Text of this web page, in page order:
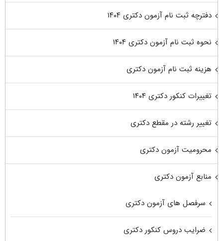
دفترچه ثبت نام آزمون دکتری ۱۴۰۴
نحوه ثبت نام آزمون دکتری ۱۴۰۴
هزینه ثبت نام آزمون دکتری
تغییرات کنکور دکتری ۱۴۰۴
تغییر رشته در مقطع دکتری
محرومیت آزمون دکتری
منابع آزمون دکتری
سرفصل های آزمون دکتری
ضرایب دروس کنکور دکتری